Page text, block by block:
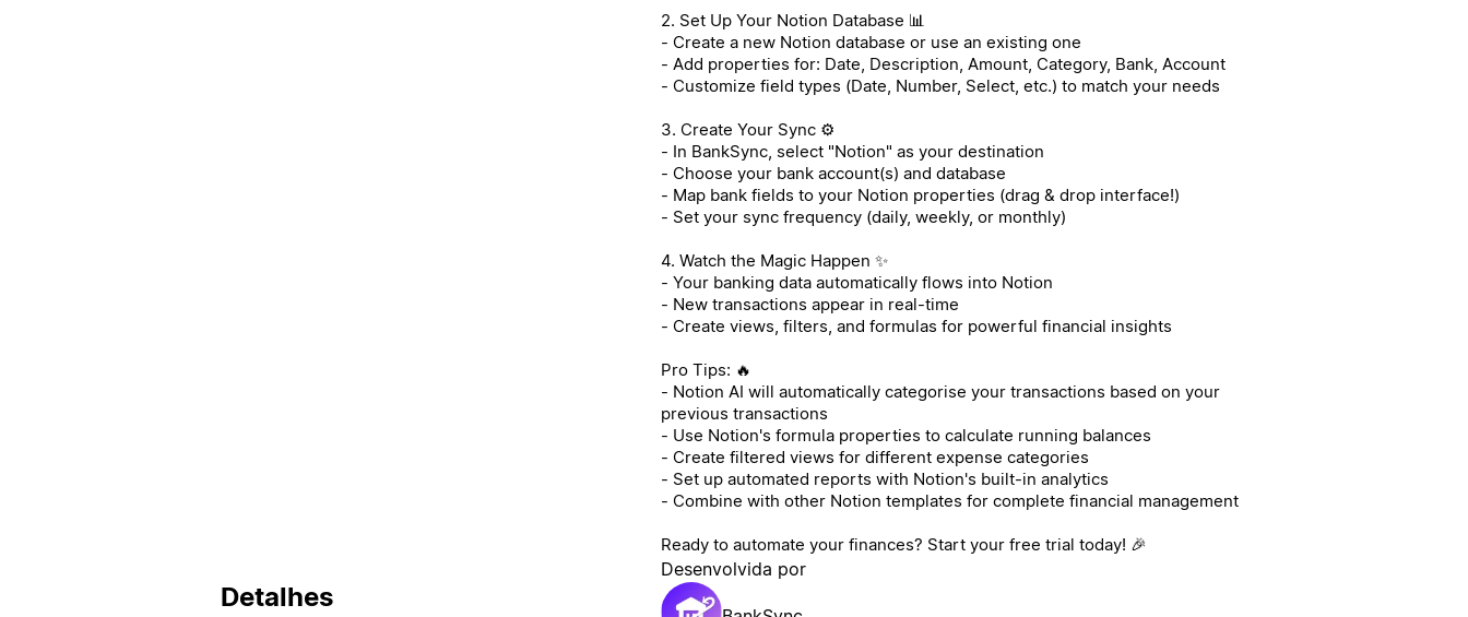
2. Set Up Your Notion Database 📊
- Create a new Notion database or use an existing one
- Add properties for: Date, Description, Amount, Category, Bank, Account
- Customize field types (Date, Number, Select, etc.) to match your needs
3. Create Your Sync ⚙️
- In BankSync, select "Notion" as your destination
- Choose your bank account(s) and database
- Map bank fields to your Notion properties (drag & drop interface!)
- Set your sync frequency (daily, weekly, or monthly)
4. Watch the Magic Happen ✨
- Your banking data automatically flows into Notion
- New transactions appear in real-time
- Create views, filters, and formulas for powerful financial insights
Pro Tips: 🔥
- Notion AI will automatically categorise your transactions based on your
previous transactions
- Use Notion's formula properties to calculate running balances
- Create filtered views for different expense categories
- Set up automated reports with Notion's built-in analytics
- Combine with other Notion templates for complete financial management
Ready to automate your finances? Start your free trial today! 🎉
Detalhes
Desenvolvida por